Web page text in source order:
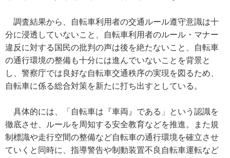
調査結果から、自転車利用者の交通ルール遵守意識は十
分に浸透していないこと、自転車利用者のルール・マナー
違反に対する国民の批判の声は後を絶たないこと、自転車
の通行環境の整備も十分には進んでいないことを背景と
し、警察庁では良好な自転車交通秩序の実現を図るため、
自転車に係る総合対策を新たに打ち出すとしている。
具体的には、「自転車は『車両』である」という認識を
徹底させ、ルールを周知する安全教育などを推進。また規
制標識や走行空間の整備など自転車の通行環境を確立させ
ていくと同時に、指導警告や制動装置不良自転車運転など